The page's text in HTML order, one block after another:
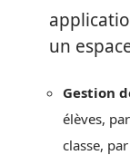
un
Gestion
élèves,
classe,